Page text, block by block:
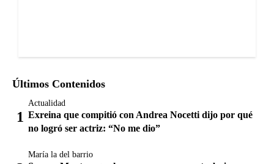
Últimos Contenidos
Actualidad
Exreina que compitió con Andrea Nocetti dijo por qué
no logró ser actriz: “No me dio”
María la del barrio